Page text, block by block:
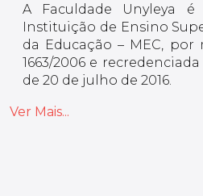
A Faculdade Unyleya é
Instituição de Ensino
da Educação – MEC,
1663/2006 e
de 20 de julho de 2016.
Ver Mais...